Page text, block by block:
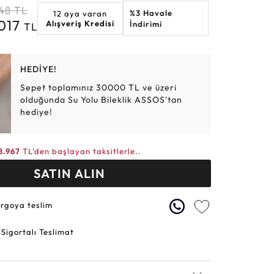
Elmas Bilezikler
Altın Tesbihler
Altın Hasır Setler
Violet Burç
TL
TL
12 aya varan
Alışveriş Kredisi
%3 Havale
İndirimi
HEDİYE!
Sepet toplamınız 30000 TL ve üzeri
olduğunda Su Yolu Bileklik ASSOS'tan
hediye!
TL'den başlayan taksitlerle..
SATIN ALIN
teslim
Teslimat